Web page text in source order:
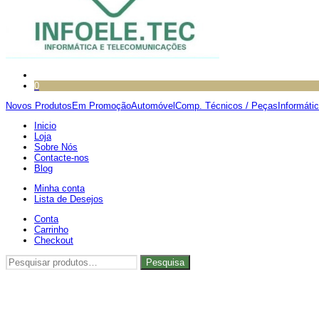
0
Novos Produtos Em PromoçãoAutomóvel Comp. Técnicos / Peças
Inicio
Loja
Sobre Nós
Contacte-nos
Blog
Minha conta
Lista de Desejos
Conta
Carrinho
Checkout
Pesquisar
por:
Pesquisa